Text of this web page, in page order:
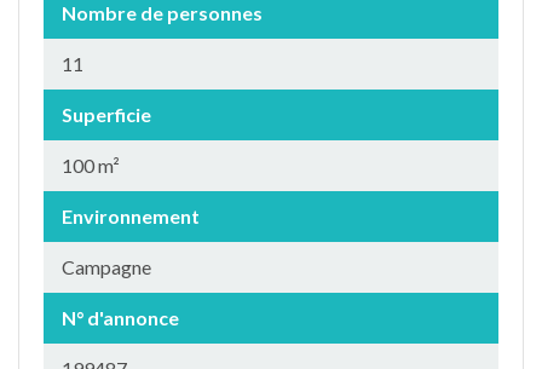
Nombre de personnes
11
Superficie
100 m²
Environnement
Campagne
N° d'annonce